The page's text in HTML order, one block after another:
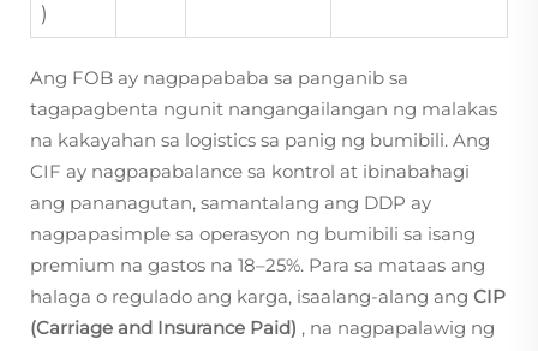
)
Ang FOB ay nagpapababa sa panganib sa
tagapagbenta ngunit nangangailangan ng malakas
na kakayahan sa logistics sa panig ng bumibili. Ang
CIF ay nagpapabalance sa kontrol at ibinabahagi
ang pananagutan, samantalang ang DDP ay
nagpapasimple sa operasyon ng bumibili sa isang
premium na gastos na 18–25%. Para sa mataas ang
halaga o regulado ang karga, isaalang-alang ang CIP
(Carriage and Insurance Paid) , na nagpapalawig ng